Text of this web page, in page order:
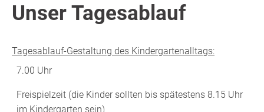
Unser Tagesablauf
Tagesablauf-Gestaltung des Kindergartenalltags:
7.00 Uhr
Freispielzeit (die Kinder sollten bis spätestens 8.15 Uhr
im Kindergarten sein)